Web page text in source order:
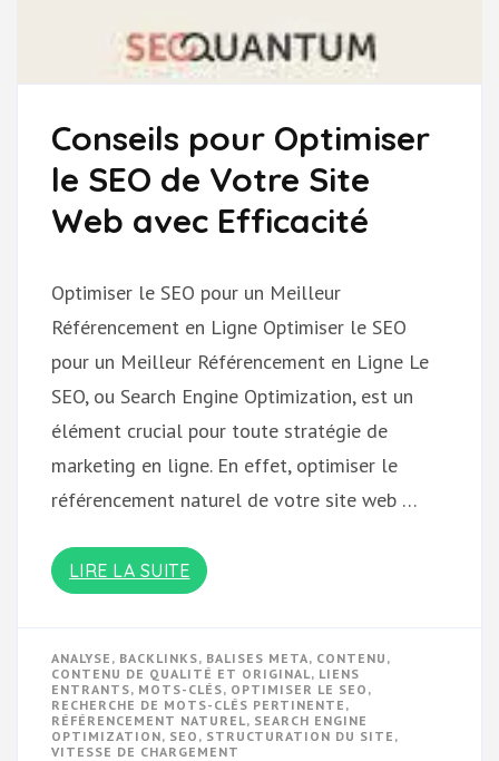
Conseils pour Optimiser
le SEO de Votre Site
Web avec Efficacité
Optimiser le SEO pour un Meilleur
Référencement en Ligne Optimiser le SEO
pour un Meilleur Référencement en Ligne Le
SEO, ou Search Engine Optimization, est un
élément crucial pour toute stratégie de
marketing en ligne. En effet, optimiser le
référencement naturel de votre site web …
LIRE LA SUITE
ANALYSE , BACKLINKS, BALISES META, CONTENU ,
CONTENU DE QUALITÉ ET ORIGINAL, LIENS
ENTRANTS, MOTS-CLÉS, OPTIMISER LE SEO ,
RECHERCHE DE MOTS-CLÉS PERTINENTE ,
RÉFÉRENCEMENT NATUREL, SEARCH ENGINE
OPTIMIZATION, SEO , STRUCTURATION DU SITE ,
VITESSE DE CHARGEMENT